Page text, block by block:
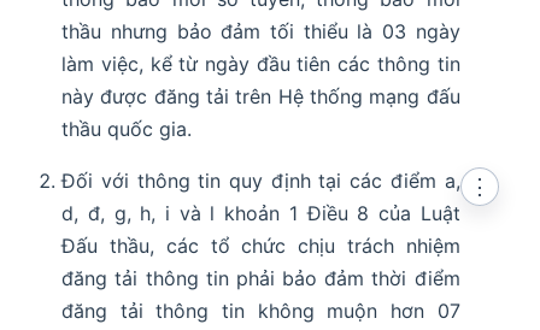
thầu nhưng bảo đảm tối thiểu là 03 ngày
làm việc, kể từ ngày đầu tiên các thông tin
này được đăng tải trên Hệ thống mạng đấu
thầu quốc gia.
Đối với thông tin quy định tại các điểm a,
d, đ, g, h, i và l khoản 1 Điều 8 của Luật
Đấu thầu, các tổ chức chịu trách nhiệm
đăng tải thông tin phải bảo đảm thời điểm
đăng tải thông tin không muộn hơn 07
⋮